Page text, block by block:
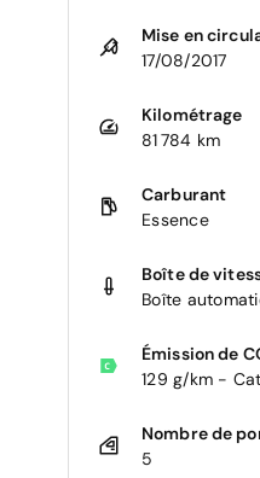
Mise en
17/08/2017
Kilométrage
81 784 km
Carburant
Essence
Boîte de
Boîte
Émission de
129 g/km -
Nombre de
5